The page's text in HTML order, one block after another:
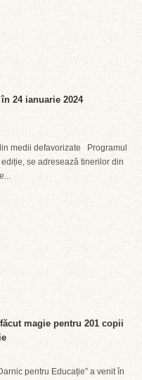
24 ianuarie 2024
medii defavorizate Programul
se adresează tinerilor din
magie pentru 201 copii
pentru Educație” a venit în